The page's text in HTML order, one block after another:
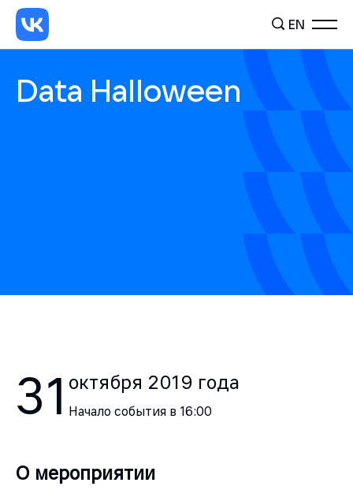
EN
Data Halloween
31 октября 2019 года
Начало события в 16:00
О мероприятии